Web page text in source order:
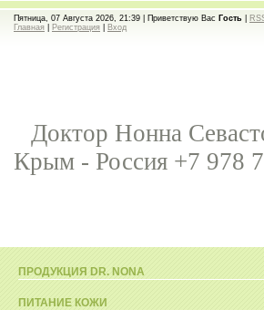
Пятница, 07 Августа 2026, 21:39 | Приветствую Вас Гость
Главная
Регистрация Вход
Доктор Нонна
Крым - Россия +7 978
ПРОДУКЦИЯ DR. NONA
ПИТАНИЕ КОЖИ